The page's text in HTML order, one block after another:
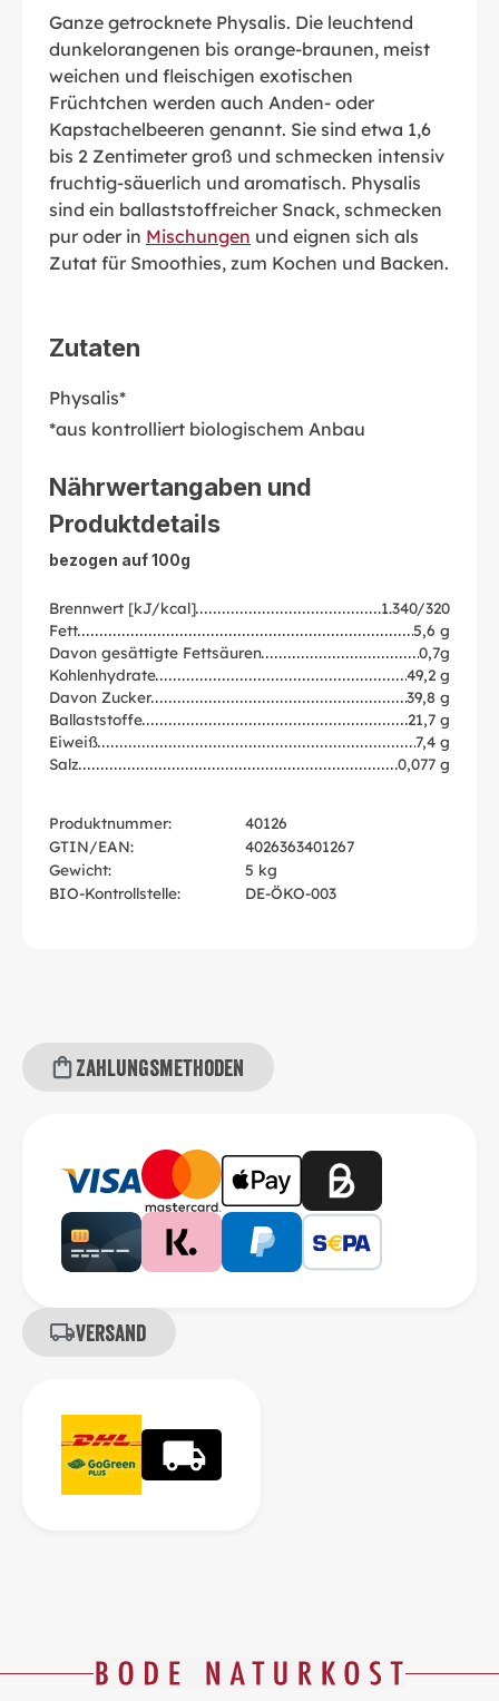
Ganze getrocknete Physalis. Die leuchtend
dunkelorangenen bis orange-braunen, meist
weichen und fleischigen exotischen
Früchtchen werden auch Anden- oder
Kapstachelbeeren genannt. Sie sind etwa 1,6
bis 2 Zentimeter groß und schmecken intensiv
fruchtig-säuerlich und aromatisch. Physalis
sind ein ballaststoffreicher Snack, schmecken
pur oder in Mischungen und eignen sich als
Zutat für Smoothies, zum Kochen und Backen.
Zutaten
Physalis*
*aus kontrolliert biologischem Anbau
Nährwertangaben und
Produktdetails
bezogen auf 100g
Brennwert [kJ/kcal]
1.340/320
Fett
5,6 g
Davon gesättigte Fettsäuren
0,7g
Kohlenhydrate
49,2 g
Davon Zucker
39,8 g
Ballaststoffe
21,7 g
Eiweiß
7,4 g
Salz
0,077 g
Produktnummer:
40126
GTIN/EAN:
4026363401267
Gewicht:
5 kg
BIO-Kontrollstelle:
DE-ÖKO-003
Zahlungsmethoden
Versand